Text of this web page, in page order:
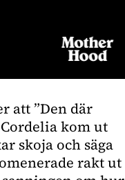
att ”Den där
kom ut
skoja och säga
rakt ut